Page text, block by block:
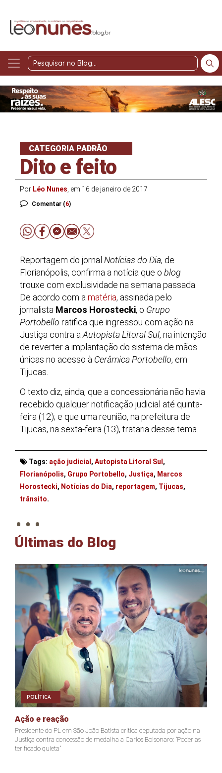
Pesquisar
Blog
CATEGORIA PADRÃO
Dito e feito
Por Léo Nunes , em 16 de janeiro de 2017
Comentar (6)
Reportagem do jornal Notícias do Dia, de
Florianópolis, confirma a notícia que o blog
trouxe com exclusividade na semana passada.
De acordo com a matéria, assinada pelo
jornalista Marcos Horostecki, o Grupo
Portobello ratifica que ingressou com ação na
Justiça contra a Autopista Litoral Sul, na intenção
de reverter a implantação do sistema de mãos
únicas no acesso à Cerâmica Portobello, em
Tijucas.
O texto diz, ainda, que a concessionária não havia
recebido qualquer notificação judicial até quinta-
feira (12); e que uma reunião, na prefeitura de
Tijucas, na sexta-feira (13), trataria desse tema.
Tags: ação judicial , Autopista Litoral Sul ,
Florianópolis, Grupo Portobello, Justiça, Marcos
Horostecki, Notícias do Dia, reportagem, Tijucas,
trânsito.
. . .
Últimas do Blog
POLÍTICA
Ação e reação
Presidente do PL em São João Batista critica deputada por ação na
Justiça contra concessão de medalha a Carlos Bolsonaro: "Poderias
ter ficado quieta"